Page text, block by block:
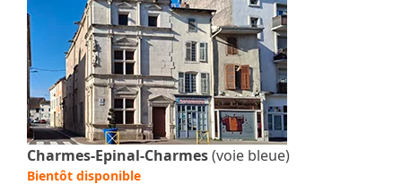
Charmes-Epinal-Charmes(voie bleue)
Bientôt disponible